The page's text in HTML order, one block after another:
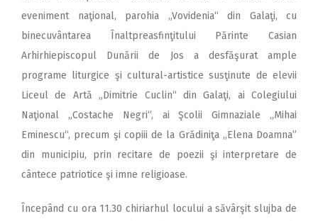
eveniment naţional, parohia „Vovidenia“ din Galaţi, cu
binecuvântarea Înaltpreasfinţitului Părinte Casian
Arhirhiepiscopul Dunării de Jos a desfăşurat ample
programe liturgice şi cultural-artistice susţinute de elevii
Liceul de Artă „Dimitrie Cuclin“ din Galaţi, ai Colegiului
Naţional „Costache Negri“, ai Şcolii Gimnaziale „Mihai
Eminescu“, precum şi copiii de la Grădiniţa „Elena Doamna”
din municipiu, prin recitare de poezii şi interpretare de
cântece patriotice şi imne religioase.
Începând cu ora 11.30 chiriarhul locului a săvârşit slujba de